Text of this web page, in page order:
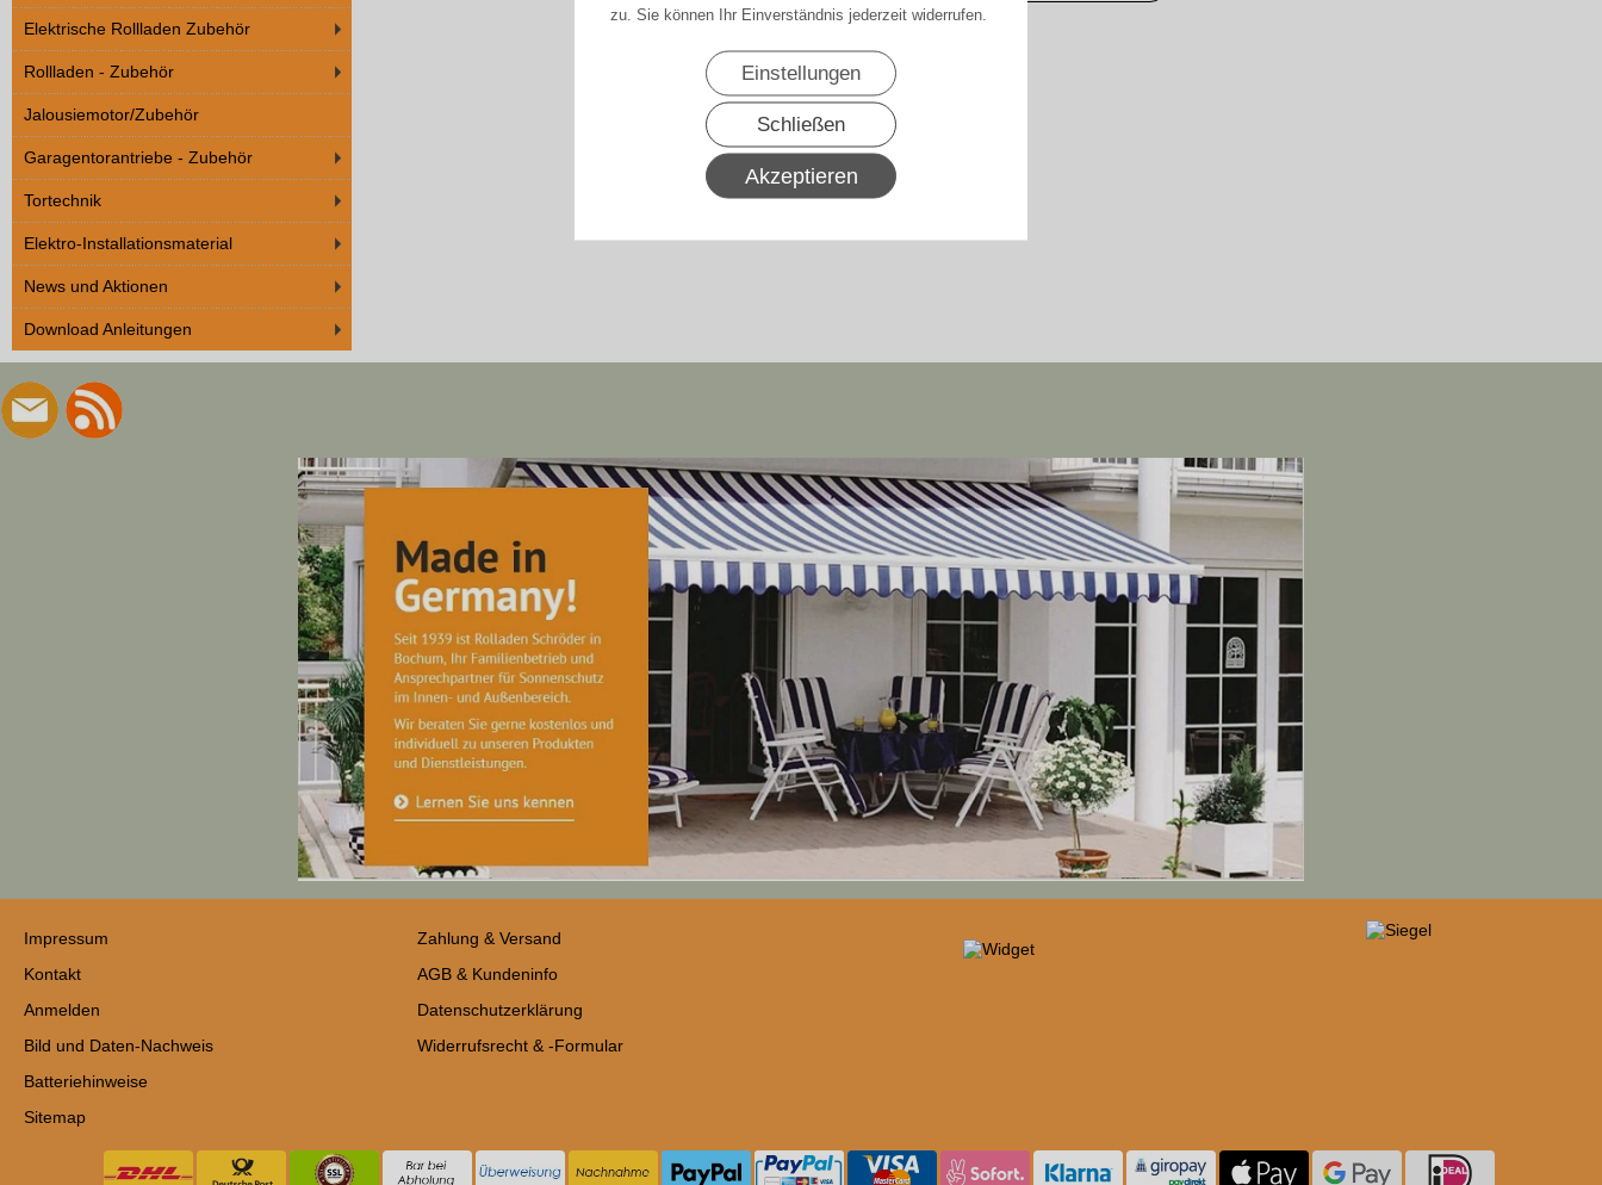
zu. Sie können Ihr Einverständnis jederzeit widerrufen.
Einstellungen
Schließen
Akzeptieren
Elektrische Rollladen Zubehör
Rollladen - Zubehör
Jalousiemotor/Zubehör
Garagentorantriebe - Zubehör
Tortechnik
Elektro-Installationsmaterial
News und Aktionen
Download Anleitungen
Impressum
Kontakt
Anmelden
Bild und Daten-Nachweis
Batteriehinweise
Sitemap
Zahlung & Versand
AGB & Kundeninfo
Datenschutzerklärung
Widerrufsrecht & -Formular